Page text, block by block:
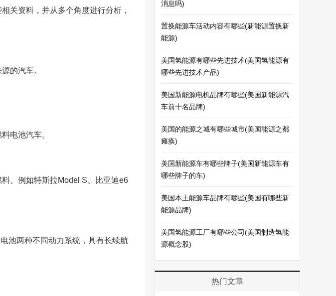
关资料，并从多个角度进行分析，
的汽车。
电池汽车。
。例如特斯拉Model S、比亚迪e6
池两种不同动力系统，具有长续航
消息吗)
置换能源车活动内容有哪些(新能源置换新
能源)
美国氢能源有哪些先进技术(美国氢能源有
哪些先进技术产品)
美国新能源电机品牌有哪些(美国新能源汽
车前十名品牌)
美国的能源之城有哪些城市(美国能源之都
瘫痪)
美国新能源车有哪些牌子(美国新能源车有
哪些牌子的车)
美国本土能源车品牌有哪些(美国有哪些新
能源品牌)
美国氢能源工厂有哪些公司(美国制造氢能
源概念股)
热门文章